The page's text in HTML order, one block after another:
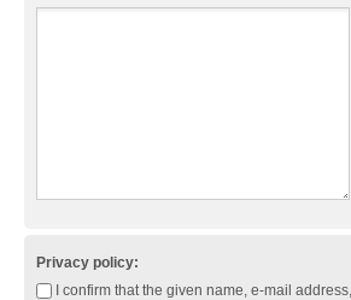
Privacy policy:
I confirm that the given name, e-mail